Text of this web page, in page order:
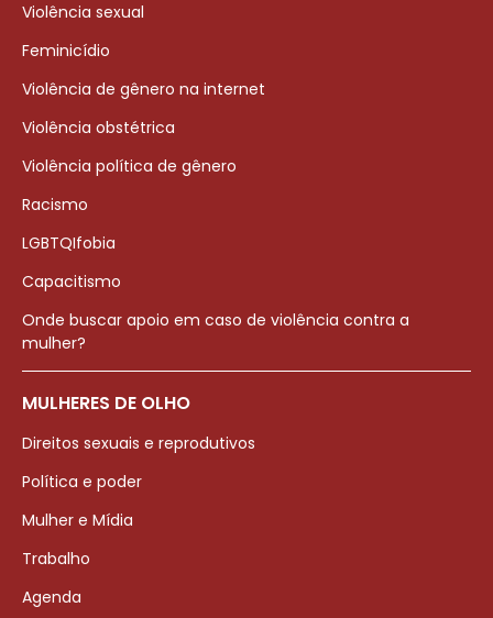
Violência sexual
Feminicídio
Violência de gênero na internet
Violência obstétrica
Violência política de gênero
Racismo
LGBTQIfobia
Capacitismo
Onde buscar apoio em caso de violência contra a
mulher?
MULHERES DE OLHO
Direitos sexuais e reprodutivos
Política e poder
Mulher e Mídia
Trabalho
Agenda